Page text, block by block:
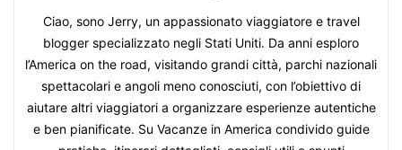
Ciao, sono Jerry, un appassionato viaggiatore e travel
blogger specializzato negli Stati Uniti. Da anni esploro
l’America on the road, visitando grandi città, parchi nazionali
spettacolari e angoli meno conosciuti, con l’obiettivo di
aiutare altri viaggiatori a organizzare esperienze autentiche
e ben pianificate. Su Vacanze in America condivido guide